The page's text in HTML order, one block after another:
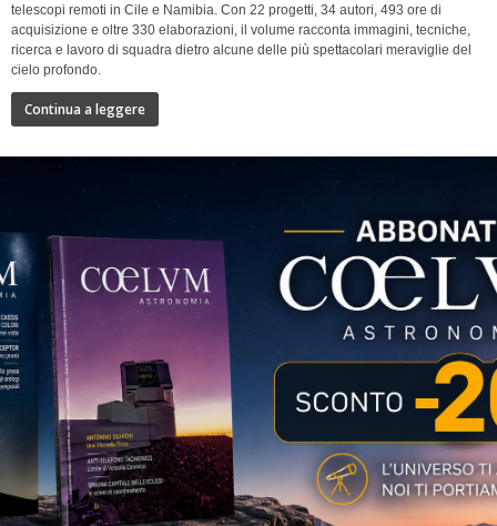
telescopi remoti in Cile e Namibia. Con 22 progetti, 34 autori, 493 ore di
acquisizione e oltre 330 elaborazioni, il volume racconta immagini, tecniche,
ricerca e lavoro di squadra dietro alcune delle più spettacolari meraviglie del
cielo profondo.
Continua a leggere